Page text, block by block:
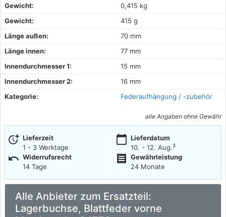
Gewicht:
0,415 kg
Gewicht:
415 g
Länge außen:
70 mm
Länge innen:
77 mm
Innendurchmesser 1:
15 mm
Innendurchmesser 2:
16 mm
Kategorie:
Federaufhängung / -zubehör
alle Angaben ohne Gewähr
more_time Lieferzeit
1 - 3 Werktage
calendar_today Lieferdatum
10. - 12. Aug.3
undo Widerrufsrecht
14 Tage
receipt
Gewährleistung
24 Monate
Alle Anbieter zum Ersatzteil:
Lagerbuchse, Blattfeder vorne